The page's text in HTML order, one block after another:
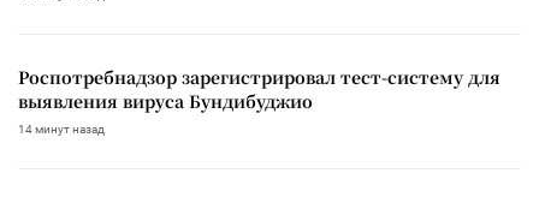
Роспотребнадзор зарегистрировал тест-систему для
выявления вируса Бундибуджио
14 минут назад